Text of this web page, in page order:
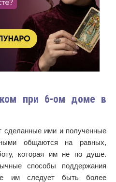
при 6-ом доме в
сделанные ими и полученные
общаются на равных,
которая им не по душе.
способы поддержания
им следует быть более